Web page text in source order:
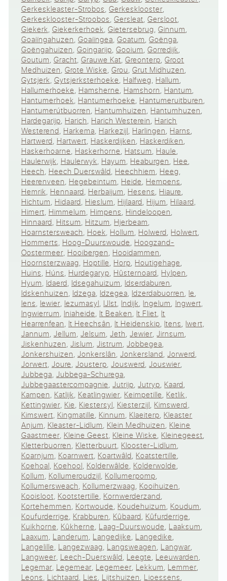
Gerkeskleaster-Strobos, Gerkesklooster,
Gerkesklooster-Stroobos, Gersleat,Gersloot,
Giekerk, Giekerkerhoek,Gietersebrug,Ginnum,
Goaiïngahuzen, Goaiïngea,Goatum,Goënga,
Goëngahuizen, Goingarijp,Gooium,Gorredijk,
Goutum, Gracht, Grauwe Kat,Greonterp,Groot
Medhuizen, Grote Wiske,Grou,Grut Midhuzen,
Gytsjerk, Gytsjerksterhoeke, Halfweg, Hallum,
Hallumerhoeke, Hamsherne, Hamshorn, Hantum,
Hantumerhoek, Hantumerhoeke, Hantumeruitburen,
Hantumerútbuorren, Hantumhuizen, Hantumhuzen,
Hardegarijp, Harich, Harich Westerein, Harich
Westerend, Harkema, Harkezijl, Harlingen, Harns,
Hartwerd, Hartwert, Haskerdijken, Haskerdiken,
Haskerhoarne, Haskerhorne, Hatsum, Haule,
Haulerwijk, Haulerwyk, Hayum, Heaburgen, Hee,
Heech, Heech Duerswâld, Heechhiem, Heeg,
Heerenveen, Hegebeintum, Heide, Hempens,
Hemrik, Hennaard, Herbaijum, Hesens, Hiaure,
Hichtum, Hidaard, Hieslum, Hijlaard, Hijum, Hilaard,
Himert, Himmelum, Himpens, Hindeloopen,
Hinnaard, Hitsum, Hitzum, Hjerbeam,
Hoarnstersweach, Hoek, Hollum, Holwerd, Holwert,
Hommerts, Hoog-Duurswoude, Hoogzand-
Oostermeer, Hooibergen, Hooidammen,
Hoornsterzwaag, Hoptille, Horp, Houtigehage,
Huins, Húns, Hurdegaryp, Hûsternoard, Hylpen,
Hyum, Idaerd, Idsegahuizum,Idserdaburen,
Idskenhuizen, Idzega, Idzegea,Idzerdabuorren,Ie,
Iens, Iewier, Iezumasyl,IJlst,Indijk,Ingelum, Ingwert,
Ingwierrum, Iniaheide, It Beaken,It Fliet,It
Hearrenfean, It Heechsân,It Heidenskip,Itens,Iwert,
Jannum, Jellum, Jelsum,Jeth,Jewier,Jirnsum,
Jiskenhuzen, Jislum, Jistrum,Jobbegea,
Jonkershuizen, Jonkerslân,Jonkersland,Jorwerd,
Jorwert, Joure, Jousterp,Jouswerd,Jouswier,
Jubbega, Jubbega-Schurega,
Jubbegaastercompagnie, Jutrijp,Jutryp,Kaard,
Kampen, Katlijk, Keatlingwier,Keimpetille,Ketlik,
Kettingwier, Kie, Kiestersyl,Kiesterzijl,Kimswerd,
Kimswert, Kingmatille, Kinnum,Klaeiterp,Kleaster
Anjum, Kleaster-Lidlum,Klein Medhuizen,Kleine
Gaastmeer, Kleine Geest,Kleine Wiske,Kleinegeest,
Kletterbuorren, Kletterbuurt,Klooster-Lidlum,
Koarnjum, Koarnwert, Koartwâld,Koatstertille,
Koehoal, Koehool, Kolderwâlde,Kolderwolde,
Kollum, Kollumeroudzijl,Kollumerpomp,
Kollumersweach, Kollumerzwaag,Kooihuizen,
Kooisloot, Kootstertille,Kornwerderzand,
Kortehemmen, Kortwoude,Koudehuizum,Koudum,
Koufurderrige, Krabburen,Kûbaard,Kûfurderrige,
Kuikhorne, Kûkherne, Laag-Duurswoude, Laaksum,
Laaxum, Landerum, Langedijke, Langedike,
Langelille, Langezwaag, Langsweagen, Langwar,
Langweer, Leech-Duerswâld, Leegte, Leeuwarden,
Legemar, Legemear, Legemeer, Lekkum, Lemmer,
Leons, Lichtaard, Lies, Lijtshuizen, Lioessens,